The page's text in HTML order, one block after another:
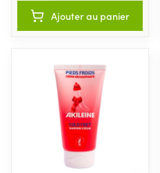
Ajouter au panier